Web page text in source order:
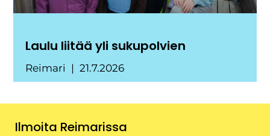
Laulu liitää yli sukupolvien
Reimari 21.7.2026
Ilmoita Reimarissa